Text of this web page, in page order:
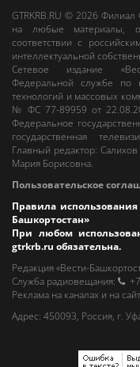
GTRKRB.RU © 2026Филиал
на любые материалы,
соответствии с
интеллектуальной
Сетевое издание
Федеральной службе по
технологий и массовых
№ ФС 77-89959 от
Федеральное
государственная
Главный редактор:
Мария Борисовна.
Пользовательское
Правила
Башкортостан»
При любом
gtrkrb.ru обязательна.
Редакция «Вести-
Cлужба радиовещания:
Реклама на каналах и на
Адрес: 450093, Россия, г.